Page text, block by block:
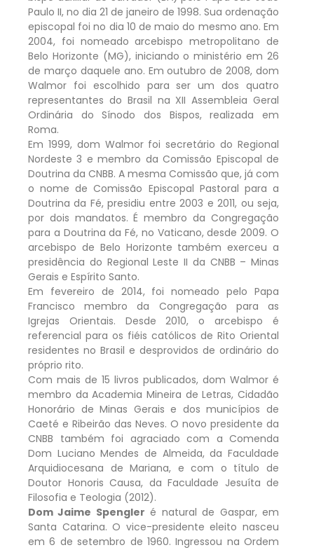
Paulo II, no dia 21 de janeiro de 1998. Sua ordenação
episcopal foi no dia 10 de maio do mesmo ano. Em
2004, foi nomeado arcebispo metropolitano de
Belo Horizonte (MG), iniciando o ministério em 26
de março daquele ano. Em outubro de 2008, dom
Walmor foi escolhido para ser um dos quatro
representantes do Brasil na XII Assembleia Geral
Ordinária do Sínodo dos Bispos, realizada em
Roma.
Em 1999, dom Walmor foi secretário do Regional
Nordeste 3 e membro da Comissão Episcopal de
Doutrina da CNBB. A mesma Comissão que, já com
o nome de Comissão Episcopal Pastoral para a
Doutrina da Fé, presidiu entre 2003 e 2011, ou seja,
por dois mandatos. É membro da Congregação
para a Doutrina da Fé, no Vaticano, desde 2009. O
arcebispo de Belo Horizonte também exerceu a
presidência do Regional Leste II da CNBB – Minas
Gerais e Espírito Santo.
Em fevereiro de 2014, foi nomeado pelo Papa
Francisco membro da Congregação para as
Igrejas Orientais. Desde 2010, o arcebispo é
referencial para os fiéis católicos de Rito Oriental
residentes no Brasil e desprovidos de ordinário do
próprio rito.
Com mais de 15 livros publicados, dom Walmor é
membro da Academia Mineira de Letras, Cidadão
Honorário de Minas Gerais e dos municípios de
Caeté e Ribeirão das Neves. O novo presidente da
CNBB também foi agraciado com a Comenda
Dom Luciano Mendes de Almeida, da Faculdade
Arquidiocesana de Mariana, e com o título de
Doutor Honoris Causa, da Faculdade Jesuíta de
Filosofia e Teologia (2012).
Dom Jaime Spengler é natural de Gaspar, em
Santa Catarina. O vice-presidente eleito nasceu
em 6 de setembro de 1960. Ingressou na Ordem